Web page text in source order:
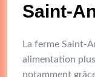
Saint-
La ferme Saint-
alimentation
notamment